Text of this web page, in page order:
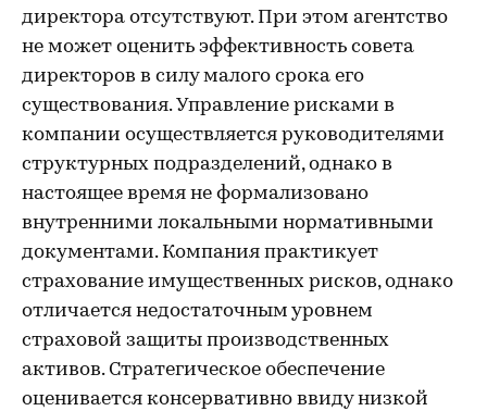
директора отсутствуют. При этом агентство
не может оценить эффективность совета
директоров в силу малого срока его
существования. Управление рисками в
компании осуществляется руководителями
структурных подразделений, однако в
настоящее время не формализовано
внутренними локальными нормативными
документами. Компания практикует
страхование имущественных рисков, однако
отличается недостаточным уровнем
страховой защиты производственных
активов. Стратегическое обеспечение
оценивается консервативно ввиду низкой